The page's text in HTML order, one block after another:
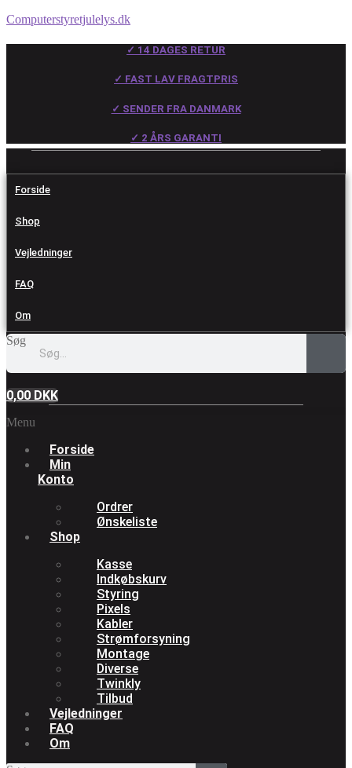
Computerstyretjulelys.dk
✓ 14 DAGES RETUR
✓ FAST LAV FRAGTPRIS
✓ SENDER FRA DANMARK
✓ 2 ÅRS GARANTI
Forside
Shop
Vejledninger
FAQ
Om
Søg
0,00 DKK
Menu
Forside
Min
Konto
Ordrer
Ønskeliste
Shop
Kasse
Indkøbskurv
Styring
Pixels
Kabler
Strømforsyning
Montage
Diverse
Twinkly
Tilbud
Vejledninger
FAQ
Om